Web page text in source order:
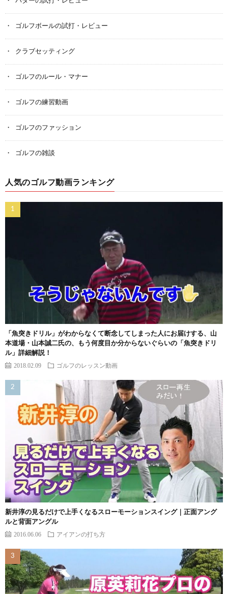
ゴルフボールの試打・レビュー
クラブセッティング
ゴルフのルール・マナー
ゴルフの練習動画
ゴルフのファッション
ゴルフの雑談
人気のゴルフ動画ランキング
「魚突きドリル」がわからなくて断念してしまった人にお届けする、山
本道場・山本誠二氏の、もう何度目か分からないぐらいの「魚突きドリ
ル」詳細解説！
2018.02.09 ゴルフのレッスン動画
新井淳の見るだけで上手くなるスローモーションスイング｜正面アング
ルと背面アングル
2016.06.06 アイアンの打ち方